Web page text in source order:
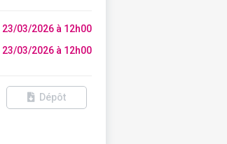
23/03/2026 à 12h00
23/03/2026 à 12h00
Dépôt